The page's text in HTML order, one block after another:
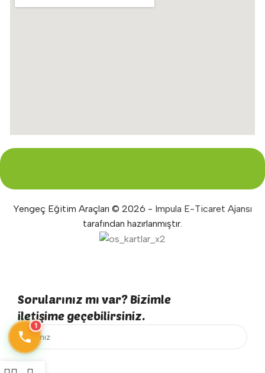
Yengeç Eğitim Araçları © 2026 - Impula E-Ticaret Ajansı
tarafından hazırlanmıştır.
Sorularınız mı var? Bizimle
iletişime geçebilirsiniz.
1